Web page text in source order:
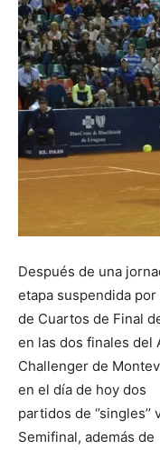
Después de una
etapa suspendida
de Cuartos de Final
en las dos finales del
Challenger de
en el día de hoy dos
partidos de
Semifinal, además de